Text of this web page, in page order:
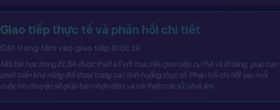
Giao tiếp thực tế và phản hồi chi tiết
Đặt trọng tâm vào giao tiếp thực tế
Mỗi bài học trong ELSA được thiết kế với mục tiêu giao tiếp cụ thể và rõ ràng, giúp bạn
phát triển khả năng đối thoại trong các tình huống thực tế. Phản hồi chi tiết sau mỗi
cuộc trò chuyện sẽ giúp bạn nhận diện và cải thiện các lỗi phát âm.